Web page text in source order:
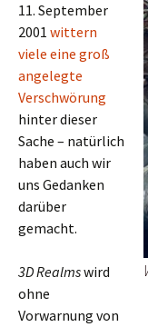
11. September
2001 wittern
viele eine groß
angelegte
Verschwörung
hinter dieser
Sache – natürlich
haben auch wir
uns Gedanken
darüber
gemacht.
3D Realmswird
ohne
Vorwarnung von